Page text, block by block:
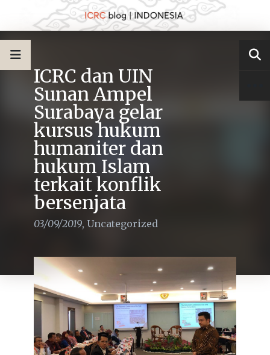
ICRC dan UIN
Sunan Ampel
Surabaya gelar
kursus hukum
humaniter dan
hukum Islam
terkait konflik
bersenjata
03/09/2019, Uncategorized